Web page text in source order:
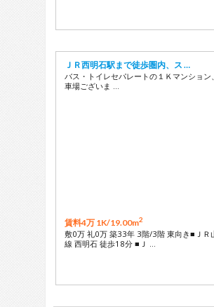
ＪＲ西明石駅まで徒歩圏内、ス …
バス・トイレセパレートの１Ｋマンション
車場ございま …
賃料4万 1K/19.00m2
敷0万 礼0万 築33年 3階/3階 東向き■ＪＲ
線 西明石 徒歩18分 ■Ｊ …